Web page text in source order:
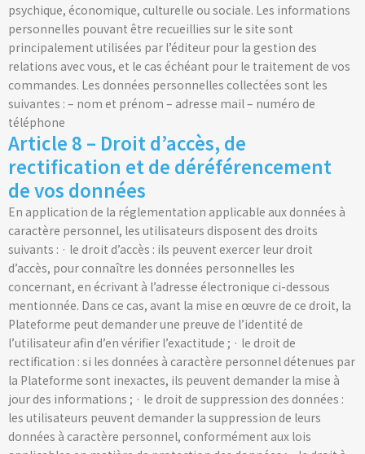
psychique, économique, culturelle ou sociale. Les informations
personnelles pouvant être recueillies sur le site sont
principalement utilisées par l’éditeur pour la gestion des
relations avec vous, et le cas échéant pour le traitement de vos
commandes. Les données personnelles collectées sont les
suivantes : – nom et prénom – adresse mail – numéro de
téléphone
Article 8 – Droit d’accès, de
rectification et de déréférencement
de vos données
En application de la réglementation applicable aux données à
caractère personnel, les utilisateurs disposent des droits
suivants : · le droit d’accès : ils peuvent exercer leur droit
d’accès, pour connaître les données personnelles les
concernant, en écrivant à l’adresse électronique ci-dessous
mentionnée. Dans ce cas, avant la mise en œuvre de ce droit, la
Plateforme peut demander une preuve de l’identité de
l’utilisateur afin d’en vérifier l’exactitude ; · le droit de
rectification : si les données à caractère personnel détenues par
la Plateforme sont inexactes, ils peuvent demander la mise à
jour des informations ; · le droit de suppression des données :
les utilisateurs peuvent demander la suppression de leurs
données à caractère personnel, conformément aux lois